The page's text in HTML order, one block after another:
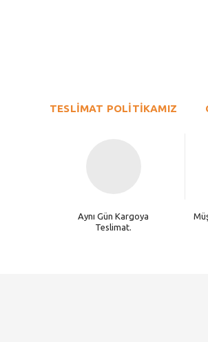
Ürün açıklamasında eksik bilgiler
TESLİMAT POLİTİKAMIZ
Aynı Gün Kargoya
Teslimat.